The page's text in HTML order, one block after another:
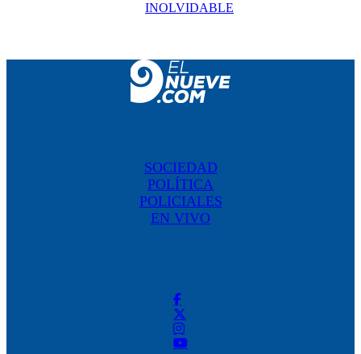
INOLVIDABLE
SOCIEDAD
POLÍTICA
POLICIALES
EN VIVO